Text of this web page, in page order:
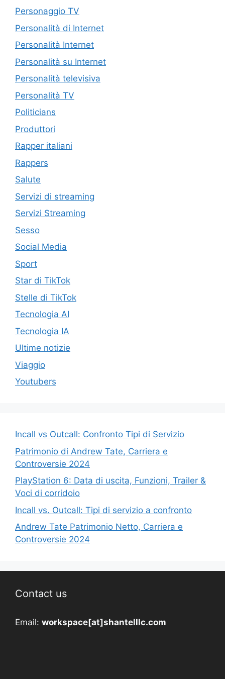
Personaggio TV
Personalità di Internet
Personalità Internet
Personalità su Internet
Personalità televisiva
Personalità TV
Politicians
Produttori
Rapper italiani
Rappers
Salute
Servizi di streaming
Servizi Streaming
Sesso
Social Media
Sport
Star di TikTok
Stelle di TikTok
Tecnologia AI
Tecnologia IA
Ultime notizie
Viaggio
Youtubers
Incall vs Outcall: Confronto Tipi di Servizio
Patrimonio di Andrew Tate, Carriera e
Controversie 2024
PlayStation 6: Data di uscita, Funzioni, Trailer &
Voci di corridoio
Incall vs. Outcall: Tipi di servizio a confronto
Andrew Tate Patrimonio Netto, Carriera e
Controversie 2024
Contact us
Email: workspace[at]shantelllc.com